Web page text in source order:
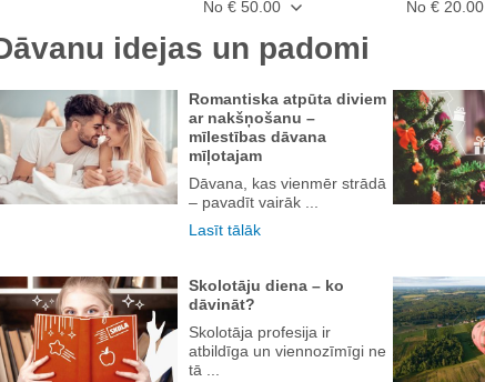
No € 50.00
No € 20.00
idejas un padomi
Romantiska atpūta diviem
ar nakšņošanu –
mīlestības dāvana
mīļotajam
Dāvana, kas vienmēr strādā
– pavadīt vairāk ...
Lasīt tālāk
Skolotāju diena – ko
dāvināt?
Skolotāja profesija ir
atbildīga un viennozīmīgi ne
tā ...